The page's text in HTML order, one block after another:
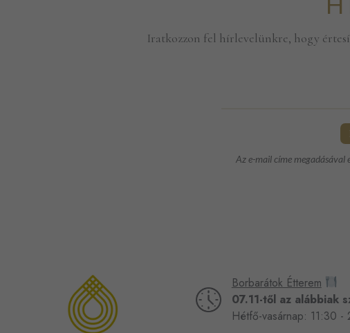
Iratkozzon fel hírlevelünkre, hogy
Az e-mail címe megadásával
Borbarátok Étterem
07.11-től az alábbiak
Hétfő-vasárnap: 11:30 -